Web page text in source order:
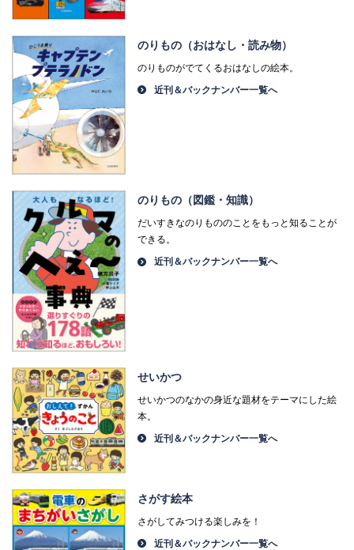
のりもの（おはなし・読み物）
のりものがでてくるおはなしの絵本。
近刊＆バックナンバー一覧へ
のりもの（図鑑・知識）
だいすきなのりもののことをもっと知ることが
できる。
近刊＆バックナンバー一覧へ
せいかつ
せいかつのなかの身近な題材をテーマにした絵
本。
近刊＆バックナンバー一覧へ
さがす絵本
さがしてみつける楽しみを！
近刊＆バックナンバー一覧へ